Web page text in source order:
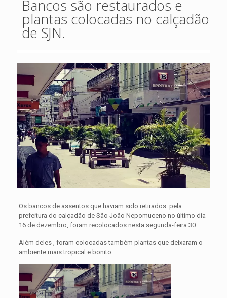
Bancos são restaurados e
plantas colocadas no calçadão
de SJN.
Os bancos de assentos que haviam sido retirados pela
prefeitura do calçadão de São João Nepomuceno no último dia
16 de dezembro, foram recolocados nesta segunda-feira 30 .
Além deles , foram colocadas também plantas que deixaram o
ambiente mais tropical e bonito.